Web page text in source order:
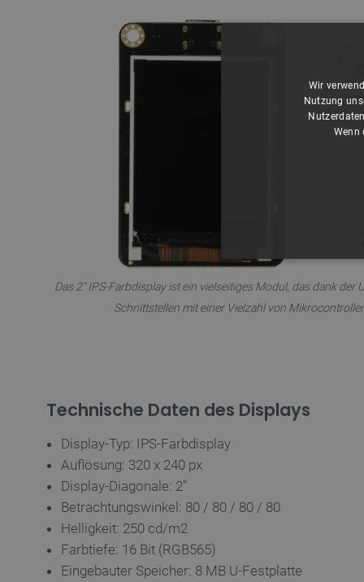
Das 2" IPS-Farbdisplay ist ein vielseitiges Modul, das dank der
Schnittstellen mit einer Vielzahl von
Technische Daten des Displays
Display-Typ: IPS-Farbdisplay
Auflösung: 320 x 240 px
Display-Diagonale: 2''
Betrachtungswinkel: 80 / 80 / 80 / 80
Helligkeit: 250 cd/m2
Farbtiefe: 16 Bit (RGB565)
Eingebauter Speicher: 8 MB U-Festplatte
Wir
Nutzung
Wenn
Name